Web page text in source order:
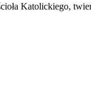
Katolickiego,